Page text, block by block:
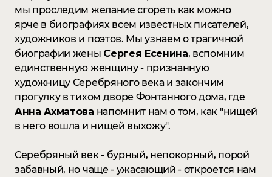
мы проследим желание сгореть как можно
ярче в биографиях всем известных писателей,
художников и поэтов. Мы узнаем о трагичной
биографии жены Сергея Есенина, вспомним
единственную женщину - признанную
художницу Серебряного века и закончим
прогулку в тихом дворе Фонтанного дома, где
Анна Ахматова напомнит нам о том, как "нищей
в него вошла и нищей выхожу".
Серебряный век - бурный, непокорный, порой
забавный, но чаще - ужасающий - откроется нам